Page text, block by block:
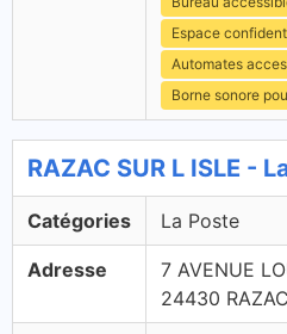
Espace
Automates
Borne sonore
RAZAC SUR L ISLE -
Catégories La Poste
Adresse
7 AVENUE
24430